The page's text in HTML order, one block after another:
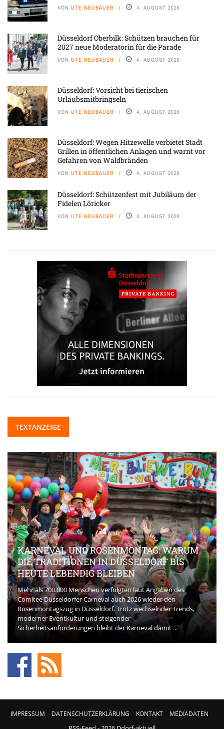
VON UTE NEUBAUER 4. AUGUST 2026
Düsseldorf Oberbilk: Schützen brauchen für
2027 neue Moderatorin für die Parade
VON UTE NEUBAUER 4. AUGUST 2026
Düsseldorf: Vorsicht bei tierischen
Urlaubsmitbringseln
VON UTE NEUBAUER 4. AUGUST 2026
Düsseldorf: Wegen Hitzewelle verbietet Stadt
Grillen in öffentlichen Anlagen und warnt vor
Gefahren von Waldbränden
VON UTE NEUBAUER 4. AUGUST 2026
Düsseldorf: Schützenfest mit Jubiläum der
Fidelen Löricker
VON UTE NEUBAUER 3. AUGUST 2026
TEXTANZEIGE
KARNEVAL UND ROSENMONTAG: WARUM
DIE TRADITIONEN IN DÜSSELDORF BIS
HEUTE LEBENDIG BLEIBEN
Mehr als 700.000 Menschen verfolgten laut Angaben des
Comitee Düsseldorfer Carneval auch 2026 wieder den
Rosenmontagszug in Düsseldorf. Trotz wechselnder Trends,
moderner Eventkultur und steigender
Sicherheitsanforderungen bleibt der Karneval damit ...
IMPRESSUM DATENSCHUTZERKLÄRUNG KONTAKT MEDIADATEN